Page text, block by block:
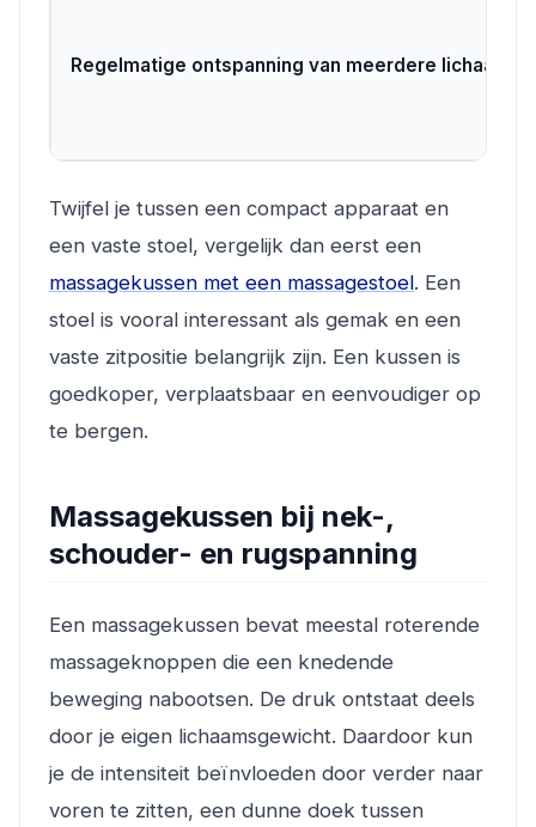
Regelmatige ontspanning van meerdere
Twijfel je tussen een compact apparaat en
een vaste stoel, vergelijk dan eerst een
massagekussen met een massagestoel. Een
stoel is vooral interessant als gemak en een
vaste zitpositie belangrijk zijn. Een kussen is
goedkoper, verplaatsbaar en eenvoudiger op
te bergen.
Massagekussen bij nek-,
schouder- en rugspanning
Een massagekussen bevat meestal roterende
massageknoppen die een knedende
beweging nabootsen. De druk ontstaat deels
door je eigen lichaamsgewicht. Daardoor kun
je de intensiteit beïnvloeden door verder naar
voren te zitten, een dunne doek tussen